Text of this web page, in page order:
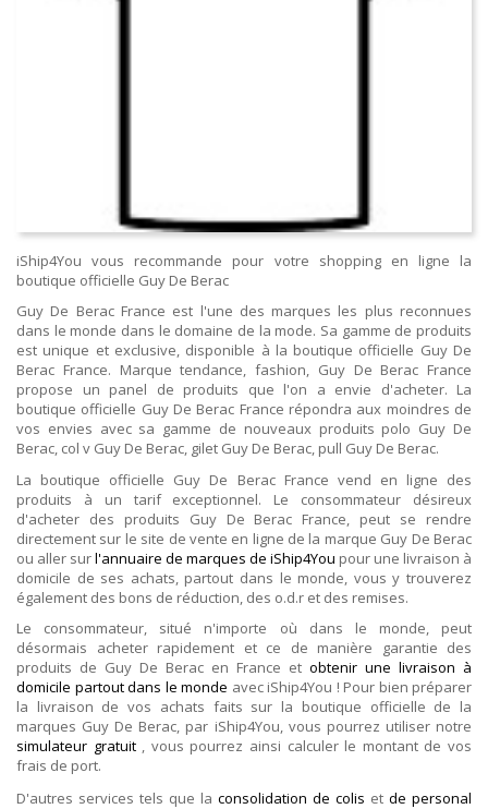
iShip4You vous recommande pour votre shopping en ligne la
boutique officielle Guy De Berac
Guy De Berac France est l'une des marques les plus reconnues
dans le monde dans le domaine de la mode. Sa gamme de produits
est unique et exclusive, disponible à la boutique officielle Guy De
Berac France. Marque tendance, fashion, Guy De Berac France
propose un panel de produits que l'on a envie d'acheter. La
boutique officielle Guy De Berac France répondra aux moindres de
vos envies avec sa gamme de nouveaux produits polo Guy De
Berac, col v Guy De Berac, gilet Guy De Berac, pull Guy De Berac.
La boutique officielle Guy De Berac France vend en ligne des
produits à un tarif exceptionnel. Le consommateur désireux
d'acheter des produits Guy De Berac France, peut se rendre
directement sur le site de vente en ligne de la marque Guy De Berac
ou aller surl'annuaire de marques de iShip4You pour une livraison à
domicile de ses achats, partout dans le monde, vous y trouverez
également des bons de réduction, des o.d.r et des remises.
Le consommateur, situé n'importe où dans le monde, peut
désormais acheter rapidement et ce de manière garantie des
produits de Guy De Berac en France et obtenir une livraison à
domicile partout dans le monde avec iShip4You ! Pour bien préparer
la livraison de vos achats faits sur la boutique officielle de la
marques Guy De Berac, par iShip4You, vous pourrez utiliser notre
simulateur gratuit , vous pourrez ainsi calculer le montant de vos
frais de port.
D'autres services tels que la consolidation de colis et de personal